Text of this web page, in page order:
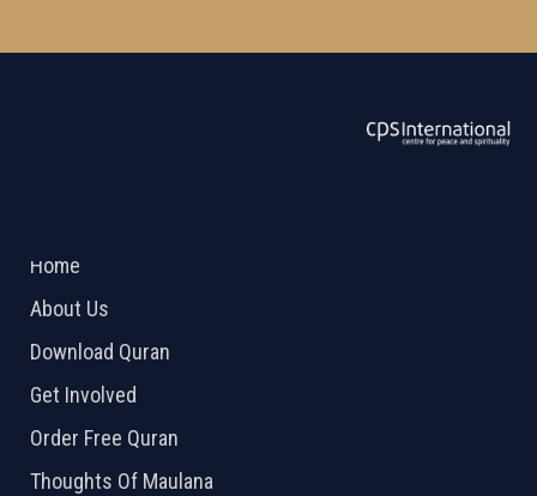
Home
About Us
Download Quran
Get Involved
Order Free Quran
Thoughts Of Maulana